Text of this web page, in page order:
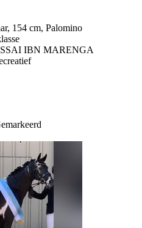
154 cm, Palomino
IBN MARENGA